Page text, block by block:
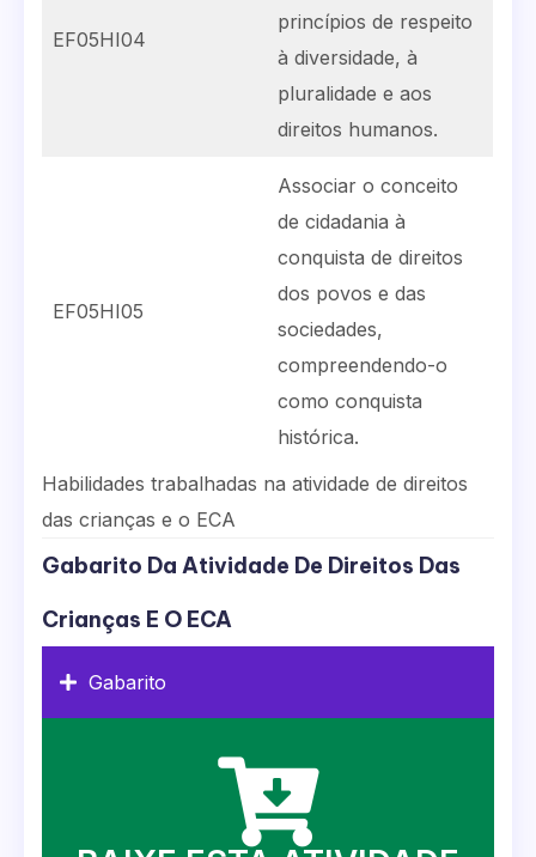
EF05HI04
princípios de respeito
à diversidade, à
pluralidade e aos
direitos humanos.
EF05HI05
Associar o conceito
de cidadania à
conquista de direitos
dos povos e das
sociedades,
compreendendo-o
como conquista
histórica.
Habilidades trabalhadas na atividade de direitos
das crianças e o ECA
Gabarito Da Atividade De Direitos Das
Crianças E O ECA
Gabarito